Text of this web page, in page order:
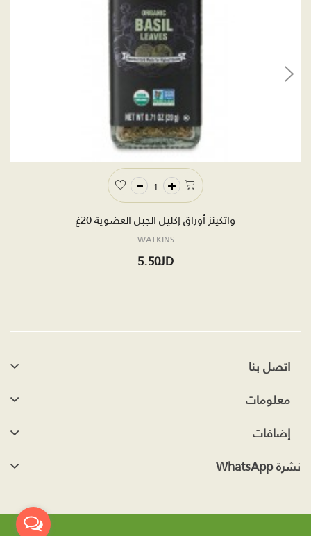
واتكينز أوراق إكليل الجبل العضوية 20غ
WATKINS
5.50JD
اتصل بنا
معلومات
إضافات
نشرة WhatsApp